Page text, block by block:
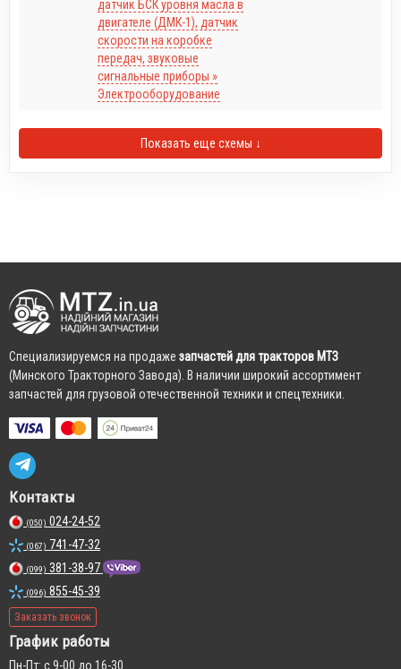
датчик БСК уровня масла в
двигателе (ДМК-1), датчик
скорости на коробке
передач, звуковые
сигнальные приборы »
Электрооборудование
Показать еще схемы ↓
Cпециализируемся на продаже запчастей для тракторов МТЗ
(Минского Тракторного Завода). В наличии широкий ассортимент
запчастей для грузовой отечественной техники и спецтехники.
Контакты
(050) 024-24-52
(067) 741-47-32
(099) 381-38-97
(096) 855-45-39
Заказать звонок
График работы
Пн-Пт: с 9-00 до 16-30